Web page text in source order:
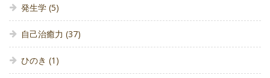
発生学 (5)
自己治癒力 (37)
ひのき (1)